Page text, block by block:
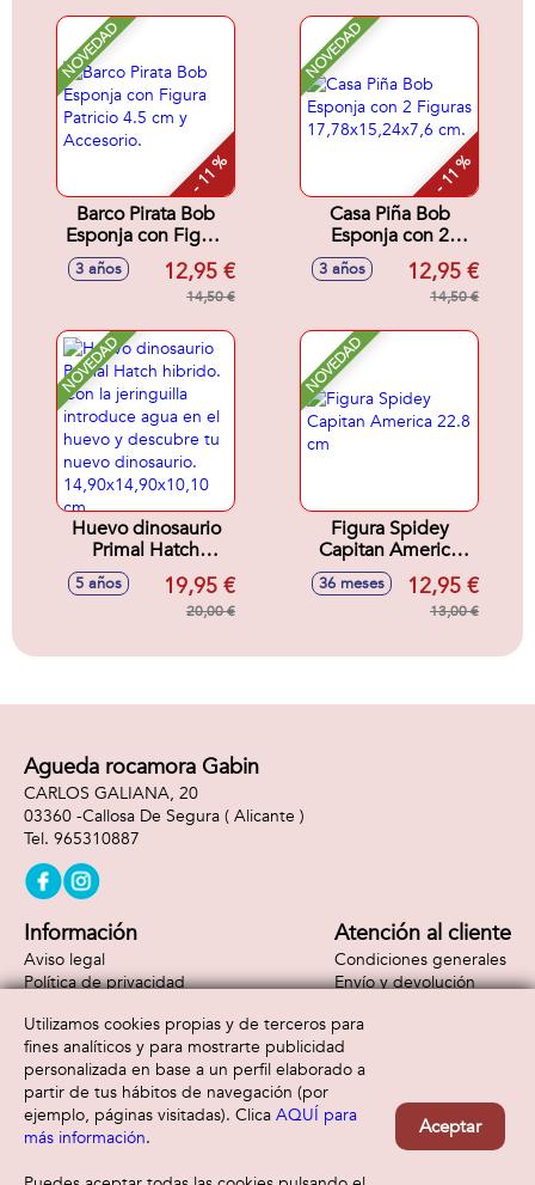
NOVEDAD
- 11 %
Barco Pirata Bob
Esponja con Figura
Patricio 4.5 cm y
Accesorio.
3 años 12,95 €
14,50 €
NOVEDAD
- 11 %
Casa Piña Bob
Esponja con 2
Figuras
17,78x15,24x7,6
3 años 12,95 €
14,50 €
NOVEDAD
Huevo dinosaurio
Primal Hatch
hibrido. Con la
jeringuilla
introduce agua en
descubre tu nuevo
14,90x14,90x10,10
5 años 19,95 €
20,00 €
NOVEDAD
Figura Spidey
Capitan America
22.8 cm
36 meses 12,95 €
13,00 €
Agueda rocamora Gabin
CARLOS GALIANA, 20
03360 -Callosa De Segura ( Alicante )
965310887
Información
Aviso legal
Política de privacidad
Atención al cliente
Condiciones generales
Envío y devolución
Formas de pago
Utilizamos cookies propias y de terceros para
fines analíticos y para mostrarte publicidad
personalizada en base a un perfil elaborado a
partir de tus hábitos de navegación (por
ejemplo, páginas visitadas). Clica AQUÍ para
más información.
Aceptar